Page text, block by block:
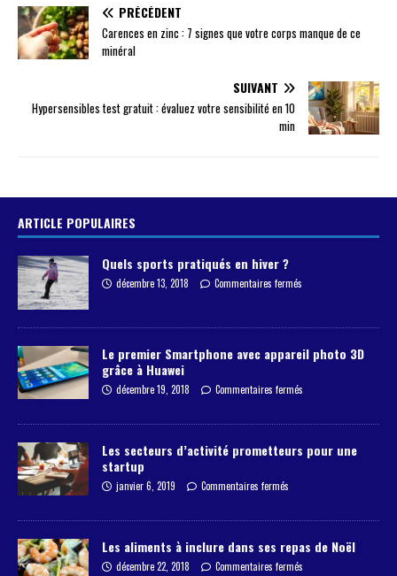
PRÉCÉDENT
Carences en zinc : 7 signes que votre corps manque de ce
minéral
SUIVANT
Hypersensibles test gratuit : évaluez votre sensibilité en 10
min
ARTICLE POPULAIRES
Quels sports pratiqués en hiver ?
décembre 13, 2018 Commentaires fermés
Le premier Smartphone avec appareil photo 3D
grâce à Huawei
décembre 19, 2018 Commentaires fermés
Les secteurs d’activité prometteurs pour une
startup
janvier 6, 2019 Commentaires fermés
Les aliments à inclure dans ses repas de Noël
décembre 22, 2018 Commentaires fermés